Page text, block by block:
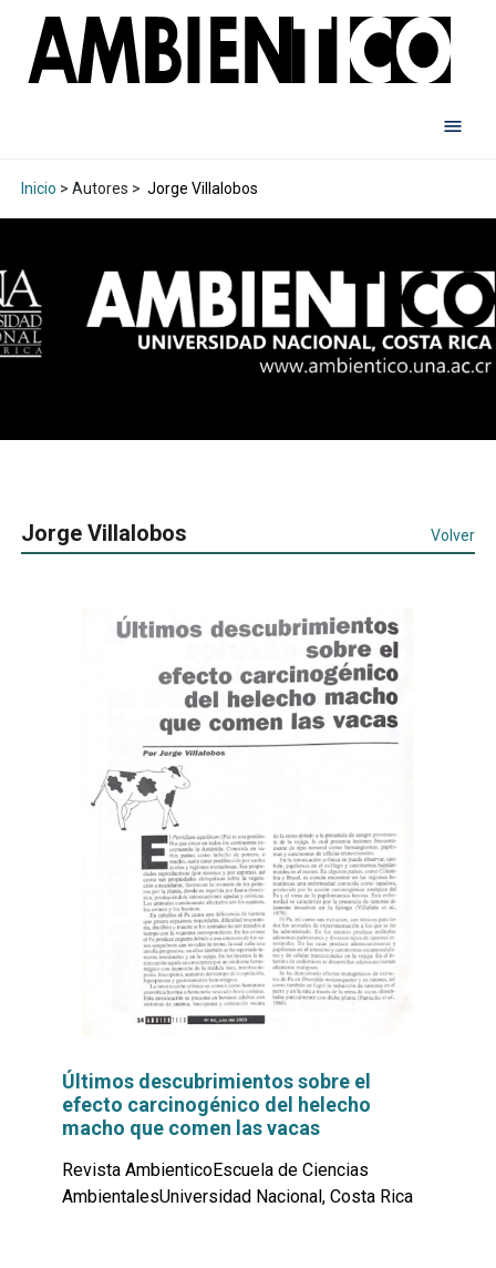
Inicio > Autores > Jorge Villalobos
Jorge Villalobos Volver
Últimos descubrimientos sobre el
efecto carcinogénico del helecho
macho que comen las vacas
Revista AmbienticoEscuela de Ciencias
AmbientalesUniversidad Nacional, Costa Rica